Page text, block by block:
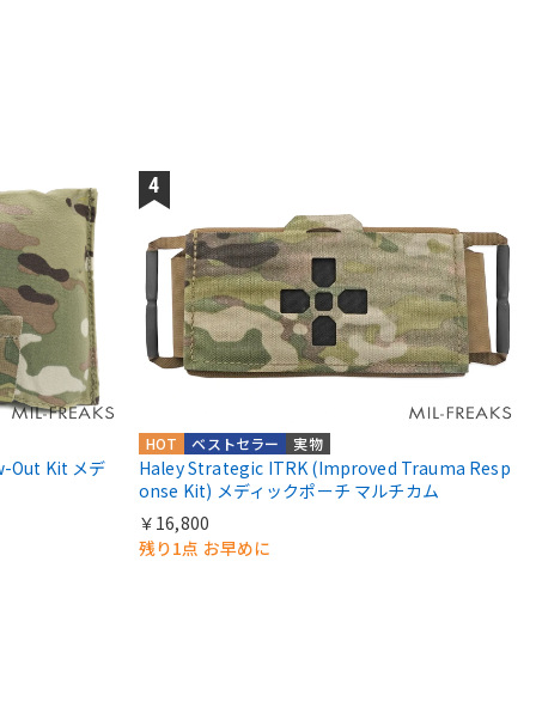
Out Kit メデ
実物
ベストセラー
HOT
Haley Strategic ITRK (Improved Trauma Resp
onse Kit) メディックポーチ マルチカム
￥16,800
残り1点 お早めに